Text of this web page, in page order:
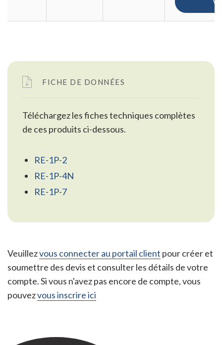
FICHE DE DONNÉES
Téléchargez les fiches techniques complètes
de ces produits ci-dessous.
RE-1P-2
RE-1P-4N
RE-1P-7
Veuillezvous connecter au portail client pour créer et
soumettre des devis et consulter les détails de votre
compte. Si vous n'avez pas encore de compte, vous
pouvezvous inscrire ici
Sontay